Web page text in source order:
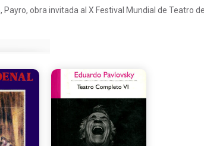
obra invitada al X Festival Mundial de Teatro